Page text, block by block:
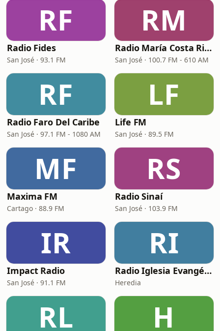
RF
Radio Fides
San José · 93.1 FM
RM
Radio María Costa Rica
San José · 100.7 FM - 610 AM
RF
Radio Faro Del Caribe
San José · 97.1 FM - 1080 AM
LF
Life FM
San José · 89.5 FM
MF
Maxima FM
Cartago · 88.9 FM
RS
Radio Sinaí
San José · 103.9 FM
IR
Impact Radio
San José · 91.1 FM
RI
Radio Iglesia Evangélica Dios Te Ama
Heredia
RL H